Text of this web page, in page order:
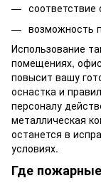
возможность
Использование
помещениях,
повысит вашу
оснастка и
персоналу
металлическая
останется в
условиях.
Где